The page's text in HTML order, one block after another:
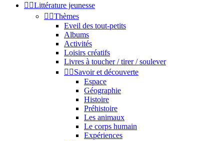
 Littérature jeunesse
 Thèmes
Eveil des tout-petits
Albums
Activités
Loisirs créatifs
Livres à toucher / tirer / soulever
 Savoir et découverte
Espace
Géographie
Histoire
Préhistoire
Les animaux
Le corps humain
Expériences